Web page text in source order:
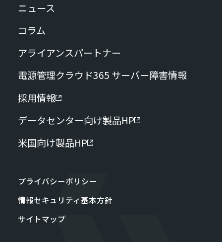
ニュース
コラム
アライアンスパートナー
電源管理クラウド365 サーバー障害情報
採用情報
データセンター向け製品HP
米国向け製品HP
プライバシーポリシー
情報セキュリティ基本方針
サイトマップ